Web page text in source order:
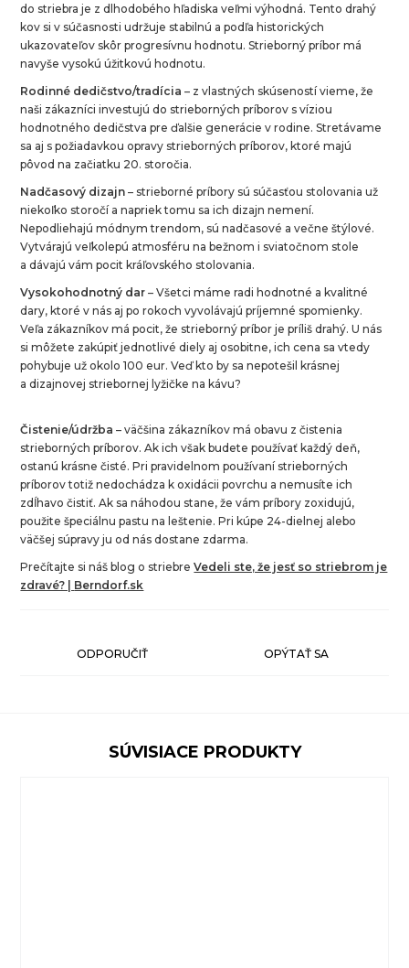
do striebra je z dlhodobého hľadiska veľmi výhodná. Tento drahý
kov si v súčasnosti udržuje stabilnú a podľa historických
ukazovateľov skôr progresívnu hodnotu. Strieborný príbor má
navyše vysokú úžitkovú hodnotu.
Rodinné dedičstvo/tradícia– z vlastných skúseností vieme, že
naši zákazníci investujú do strieborných príborov s víziou
hodnotného dedičstva pre ďalšie generácie v rodine. Stretávame
sa aj s požiadavkou opravy strieborných príborov, ktoré majú
pôvod na začiatku 20. storočia.
Nadčasový dizajn – strieborné príbory sú súčasťou stolovania už
niekoľko storočí a napriek tomu sa ich dizajn nemení.
Nepodliehajú módnym trendom, sú nadčasové a večne štýlové.
Vytvárajú veľkolepú atmosféru na bežnom i sviatočnom stole
a dávajú vám pocit kráľovského stolovania.
Vysokohodnotný dar – Všetci máme radi hodnotné a kvalitné
dary, ktoré v nás aj po rokoch vyvolávajú príjemné spomienky.
Veľa zákazníkov má pocit, že strieborný príbor je príliš drahý. U nás
si môžete zakúpiť jednotlivé diely aj osobitne, ich cena sa vtedy
pohybuje už okolo 100 eur. Veď kto by sa nepotešil krásnej
a dizajnovej striebornej lyžičke na kávu?
Čistenie/údržba – väčšina zákazníkov má obavu z čistenia
strieborných príborov. Ak ich však budete používať každý deň,
ostanú krásne čisté. Pri pravidelnom používaní strieborných
príborov totiž nedochádza k oxidácii povrchu a nemusíte ich
zdĺhavo čistiť. Ak sa náhodou stane, že vám príbory zoxidujú,
použite špeciálnu pastu na leštenie. Pri kúpe 24-dielnej alebo
väčšej súpravy ju od nás dostane zdarma.
Prečítajte si náš blog o striebreVedeli ste, že jesť so striebrom je
zdravé? | Berndorf.sk
ODPORUČIŤ OPÝTAŤ SA
SÚVISIACE PRODUKTY